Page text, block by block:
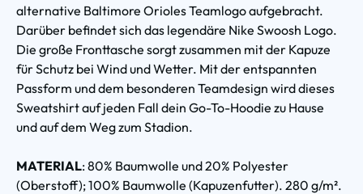
alternative Baltimore Orioles Teamlogo aufgebracht.
Darüber befindet sich das legendäre Nike Swoosh Logo.
Die große Fronttasche sorgt zusammen mit der Kapuze
für Schutz bei Wind und Wetter. Mit der entspannten
Passform und dem besonderen Teamdesign wird dieses
Sweatshirt auf jeden Fall dein Go-To-Hoodie zu Hause
und auf dem Weg zum Stadion.
MATERIAL: 80% Baumwolle und 20% Polyester
(Oberstoff); 100% Baumwolle (Kapuzenfutter). 280 g/m².